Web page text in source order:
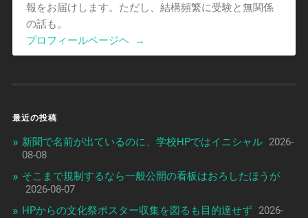
報をお届けします。ただし、結構頻繁に受験と無関係
の話も。
プロフィールページヘ
→
最近の投稿
新聞で名前が出ているのに、学校HPではイニシャル 2026-
08-08
そこまで規制するなら一般公開の看板はおろしたほうが
2026-08-07
HPからの文化祭ポスター収集を図るも目的達せず 2026-